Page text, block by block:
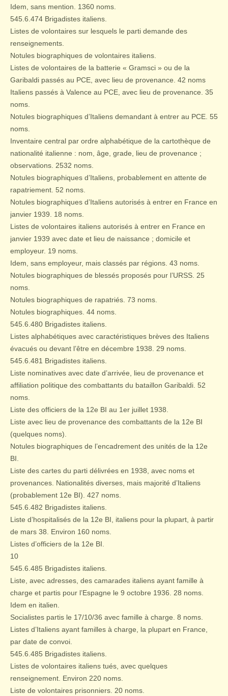
Idem, sans mention. 1360 noms.
545.6.474 Brigadistes italiens.
Listes de volontaires sur lesquels le parti demande des
renseignements.
Notules biographiques de volontaires italiens.
Listes de volontaires de la batterie « Gramsci » ou de la
Garibaldi passés au PCE, avec lieu de provenance. 42 noms
Italiens passés à Valence au PCE, avec lieu de provenance. 35
noms.
Notules biographiques d’Italiens demandant à entrer au PCE. 55
noms.
Inventaire central par ordre alphabétique de la cartothèque de
nationalité italienne : nom, âge, grade, lieu de provenance ;
observations. 2532 noms.
Notules biographiques d’Italiens, probablement en attente de
rapatriement. 52 noms.
Notules biographiques d’Italiens autorisés à entrer en France en
janvier 1939. 18 noms.
Listes de volontaires italiens autorisés à entrer en France en
janvier 1939 avec date et lieu de naissance ; domicile et
employeur. 19 noms.
Idem, sans employeur, mais classés par régions. 43 noms.
Notules biographiques de blessés proposés pour l’URSS. 25
noms.
Notules biographiques de rapatriés. 73 noms.
Notules biographiques. 44 noms.
545.6.480 Brigadistes italiens.
Listes alphabétiques avec caractéristiques brèves des Italiens
évacués ou devant l’être en décembre 1938. 29 noms.
545.6.481 Brigadistes italiens.
Liste nominatives avec date d’arrivée, lieu de provenance et
affiliation politique des combattants du bataillon Garibaldi. 52
noms.
Liste des officiers de la 12e BI au 1er juillet 1938.
Liste avec lieu de provenance des combattants de la 12e BI
(quelques noms).
Notules biographiques de l’encadrement des unités de la 12e
BI.
Liste des cartes du parti délivrées en 1938, avec noms et
provenances. Nationalités diverses, mais majorité d’Italiens
(probablement 12e BI). 427 noms.
545.6.482 Brigadistes italiens.
Liste d’hospitalisés de la 12e BI, italiens pour la plupart, à partir
de mars 38. Environ 160 noms.
Listes d’officiers de la 12e BI.
10
545.6.485 Brigadistes italiens.
Liste, avec adresses, des camarades italiens ayant famille à
charge et partis pour l’Espagne le 9 octobre 1936. 28 noms.
Idem en italien.
Socialistes partis le 17/10/36 avec famille à charge. 8 noms.
Listes d’Italiens ayant familles à charge, la plupart en France,
par date de convoi.
545.6.485 Brigadistes italiens.
Listes de volontaires italiens tués, avec quelques
renseignement. Environ 220 noms.
Liste de volontaires prisonniers. 20 noms.